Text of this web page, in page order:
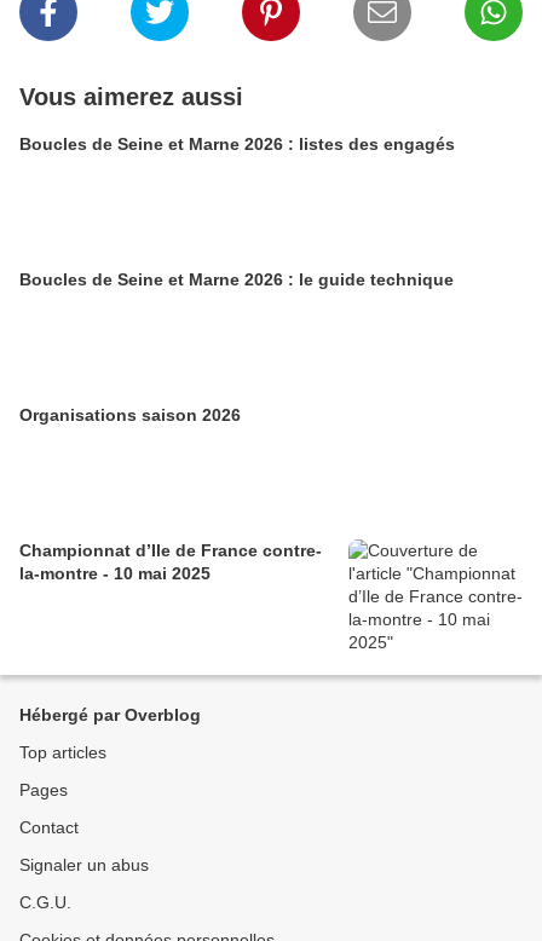
Vous aimerez aussi
Boucles de Seine et Marne 2026 : listes des engagés
Boucles de Seine et Marne 2026 : le guide technique
Organisations saison 2026
Championnat d’Ile de France contre-
la-montre - 10 mai 2025
Hébergé par Overblog
Top articles
Pages
Contact
Signaler un abus
C.G.U.